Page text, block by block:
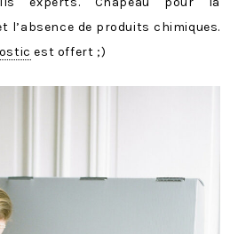
l’absence de produits chimiques.
est offert ;)